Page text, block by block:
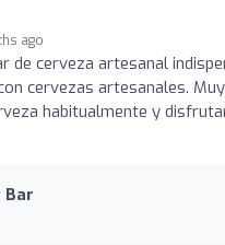
ago
de cerveza artesanal
cervezas artesanales.
habitualmente y
Bar